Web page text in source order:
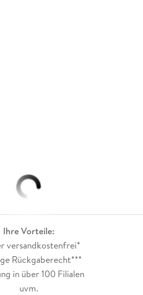
Ihre Vorteile:
versandkostenfrei*
Rückgaberecht***
in über 100 Filialen
uvm.